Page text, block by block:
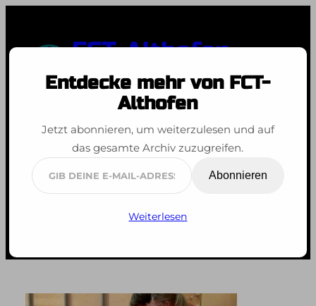
springen
FCT-Althofen
Spaß an der Bewegung
Nikolo
Entdecke mehr von FCT-
Althofen
Jetzt abonnieren, um weiterzulesen und auf
das gesamte Archiv zuzugreifen.
Gib
deine
Abonnieren
Weiterlesen